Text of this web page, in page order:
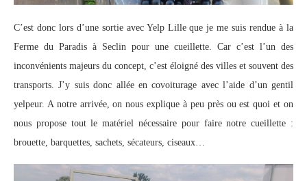
C’est donc lors d’une sortie avec Yelp Lille que je me suis rendue à la
Ferme du Paradis à Seclin pour une cueillette. Car c’est l’un des
inconvénients majeurs du concept, c’est éloigné des villes et souvent des
transports. J’y suis donc allée en covoiturage avec l’aide d’un gentil
yelpeur. A notre arrivée, on nous explique à peu près ou est quoi et on
nous propose tout le matériel nécessaire pour faire notre cueillette :
brouette, barquettes, sachets, sécateurs, ciseaux…